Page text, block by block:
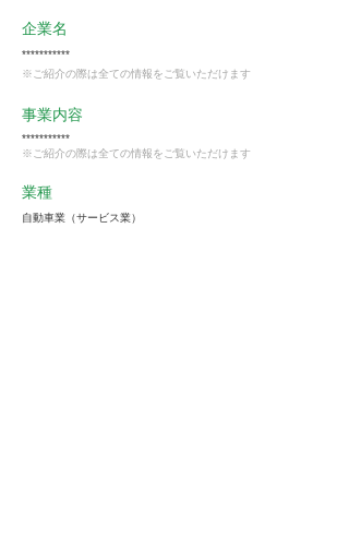
企業名
***********
※ご紹介の際は全ての情報をご覧いただけます
事業内容
***********
※ご紹介の際は全ての情報をご覧いただけます
業種
自動車業（サービス業）